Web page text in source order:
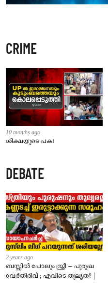
CRIME
10 months ago
ശിക്ഷയുടെ പക!
DEBATE
2 years ago
ബസ്സിൽ പോലും സ്ത്രീ – പുരുഷ
വേർതിരിവ് ; എവിടെ തുല്യത? |